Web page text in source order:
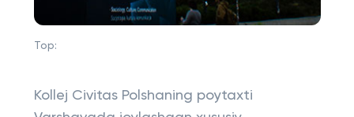
Top:
Kollej Civitas Polshaning poytaxti